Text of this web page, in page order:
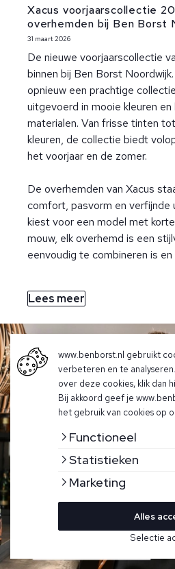
Xacus voorjaarscollectie
overhemden bij Ben Borst
31 maart 2026
De nieuwe voorjaarscollectie
binnen bij Ben Borst
opnieuw een prachtige collectie
uitgevoerd in mooie kleuren en
materialen. Van frisse tinten
kleuren, de collectie biedt
het voorjaar en de zomer.
De overhemden van Xacus
comfort, pasvorm en verfijnde
kiest voor een model met
mouw, elk overhemd is een
eenvoudig te combineren is
Lees meer
www.benborst.nl gebruikt
verbeteren en te
over deze cookies, klik dan
Bij akkoord geef je
het gebruik van cookies op
Functioneel
Statistieken
Marketing
Selectie
Alles